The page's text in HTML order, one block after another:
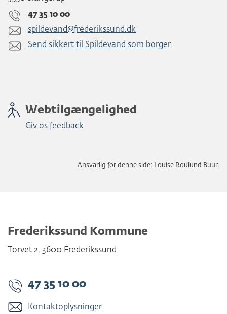
47 35 10 00
spildevand@frederikssund.dk
Send sikkert til Spildevand som borger
Webtilgængelighed
Giv os feedback
Ansvarlig for denne side: Louise Roulund Buur.
Frederikssund Kommune
Torvet 2, 3600 Frederikssund
47 35 10 00
Kontaktoplysninger